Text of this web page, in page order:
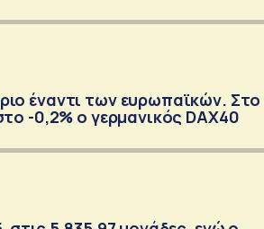
έναντι των ευρωπαϊκών. Στο
-0,2% ο γερμανικός DAX40